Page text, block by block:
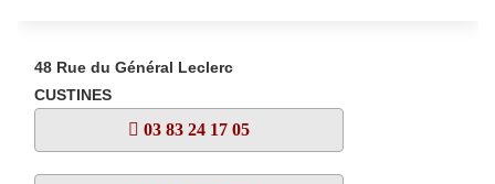
48 Rue du Général Leclerc
CUSTINES
03 83 24 17 05